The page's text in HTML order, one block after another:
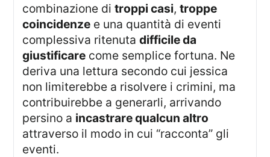
combinazione ditroppi casi,troppe
coincidenze e una quantità di eventi
complessiva ritenutadifficile da
giustificare come semplice fortuna. Ne
deriva una lettura secondo cui jessica
non limiterebbe a risolvere i crimini, ma
contribuirebbe a generarli, arrivando
persino a incastrare qualcun altro
attraverso il modo in cui “racconta” gli
eventi.